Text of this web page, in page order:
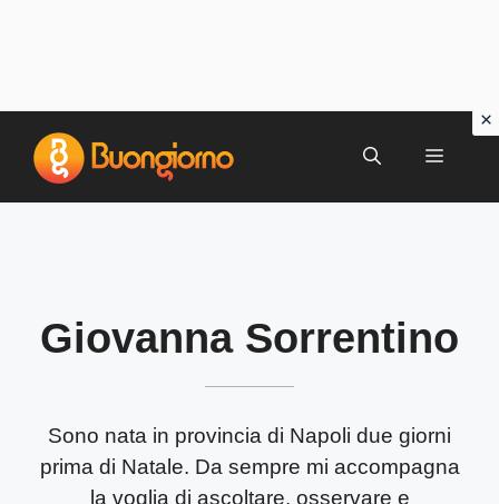
contenuto
MENU
Giovanna Sorrentino
Sono nata in provincia di Napoli due giorni
prima di Natale. Da sempre mi accompagna
la voglia di ascoltare, osservare e